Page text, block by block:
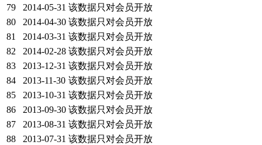
79
2014-05-31 该数据只对会员开放
80
2014-04-30 该数据只对会员开放
81
2014-03-31 该数据只对会员开放
82
2014-02-28 该数据只对会员开放
83
2013-12-31 该数据只对会员开放
84
2013-11-30 该数据只对会员开放
85
2013-10-31 该数据只对会员开放
86
2013-09-30 该数据只对会员开放
87
2013-08-31 该数据只对会员开放
88
2013-07-31 该数据只对会员开放